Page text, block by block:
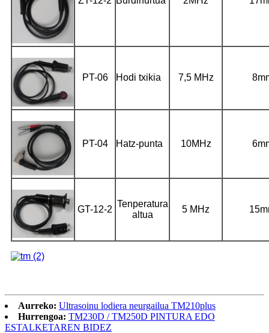
PT-06 Hodi txikia 7,5 MHz
PT-04 Hatz-punta 10MHz
GT-12-2
Tenperatura
altua
5 MHz
Aurreko: Ultrasoinu lodiera neurgailua TM210plus
Hurrengoa: TM230D / TM250D PINTURA EDO
ESTALKETAREN BIDEZ